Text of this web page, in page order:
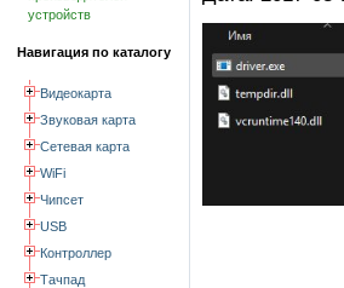
устройств
Навигация по каталогу
Видеокарта
Звуковая карта
Сетевая карта
WiFi
Чипсет
USB
Контроллер
Тачпад